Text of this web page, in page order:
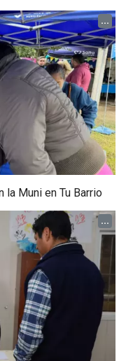
...
la Muni en Tu Barrio
...